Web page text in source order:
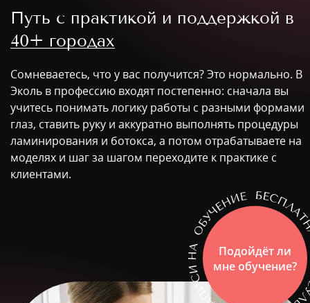
Путь с практикой и поддержкой в
40+ городах
Сомневаетесь, что у вас получится? Это нормально. В
Эколь в профессию входят постепенно: сначала вы
учитесь понимать логику работы с разными формами
глаз, ставить руку и аккуратно выполнять процедуры
ламинирования и ботокса, а потом отрабатываете на
моделях и шаг за шагом переходите к практике с
клиентами.
Подойдёт ли
мне обучение?